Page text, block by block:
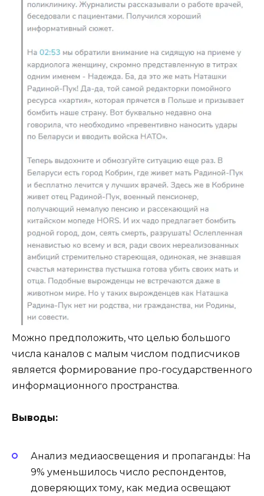
Можно предположить, что целью большого
числа каналов с малым числом подписчиков
является формирование про-государственного
информационного пространства.
Выводы:
Анализ медиаосвещения и пропаганды: На
9% уменьшилось число респондентов,
доверяющих тому, как медиа освещают